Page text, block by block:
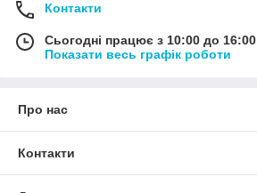
Контакти
Сьогодні працює з 10:00 до 16:00
Показати весь графік роботи
Про нас
Контакти